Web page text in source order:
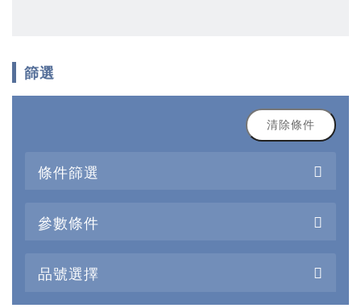
篩選
清除條件
條件篩選
參數條件
品號選擇